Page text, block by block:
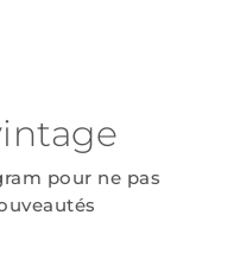
pour ne pas